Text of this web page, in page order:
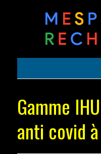
Gamme
anti covid